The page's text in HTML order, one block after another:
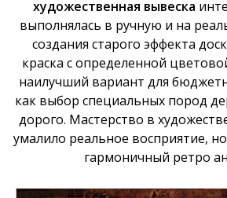
художественная вывеска
выполнялась в ручную и на
создания старого эффекта
краска с определенной
наилучший вариант для
как выбор специальных пород
дорого. Мастерство в
умалило реальное восприятие,
гармоничный ретро